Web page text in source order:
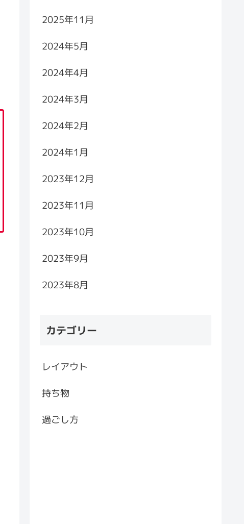
2025年11月
2024年5月
2024年4月
2024年3月
2024年2月
2024年1月
2023年12月
2023年11月
2023年10月
2023年9月
2023年8月
カテゴリー
レイアウト
持ち物
過ごし方